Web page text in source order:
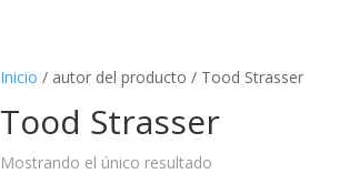
Inicio / autor del producto / Tood Strasser
Tood Strasser
Mostrando el único resultado